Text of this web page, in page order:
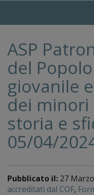
ASP
del
giovanile
dei minori
storia e
05/04/
Pubblicato il: 27
accreditati dal COF,